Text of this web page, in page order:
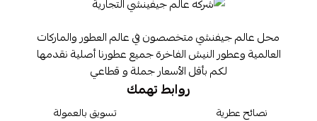
محل عالم جيفنشي متخصصون في عالم العطور والماركات
العالمية وعطور النيش الفاخرة جميع عطورنا أصلية نقدمها
لكم بأقل الأسعار جملة و قطاعي
روابط تهمك
نصائح عطرية
تسويق بالعمولة